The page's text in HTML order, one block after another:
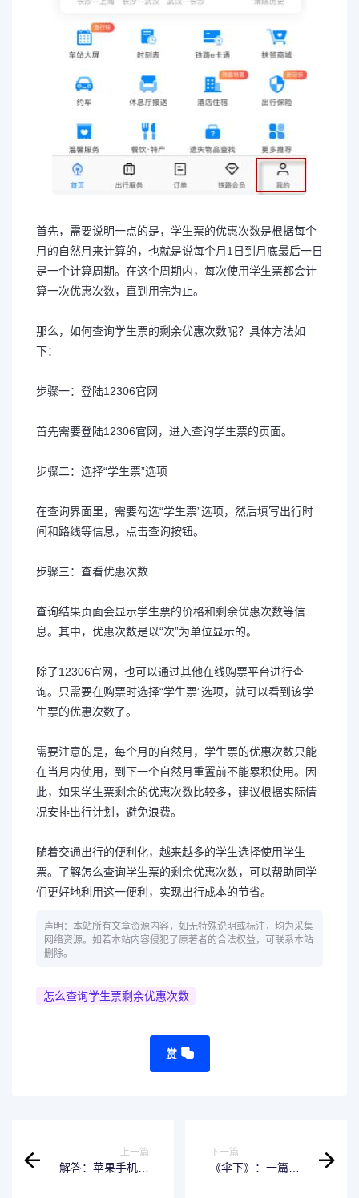
首先，需要说明一点的是，学生票的优惠次数是根据每个
月的自然月来计算的，也就是说每个月1日到月底最后一日
是一个计算周期。在这个周期内，每次使用学生票都会计
算一次优惠次数，直到用完为止。
那么，如何查询学生票的剩余优惠次数呢？具体方法如
下：
步骤一：登陆12306官网
首先需要登陆12306官网，进入查询学生票的页面。
步骤二：选择“学生票”选项
在查询界面里，需要勾选“学生票”选项，然后填写出行时
间和路线等信息，点击查询按钮。
步骤三：查看优惠次数
查询结果页面会显示学生票的价格和剩余优惠次数等信
息。其中，优惠次数是以“次”为单位显示的。
除了12306官网，也可以通过其他在线购票平台进行查
询。只需要在购票时选择“学生票”选项，就可以看到该学
生票的优惠次数了。
需要注意的是，每个月的自然月，学生票的优惠次数只能
在当月内使用，到下一个自然月重置前不能累积使用。因
此，如果学生票剩余的优惠次数比较多，建议根据实际情
况安排出行计划，避免浪费。
随着交通出行的便利化，越来越多的学生选择使用学生
票。了解怎么查询学生票的剩余优惠次数，可以帮助同学
们更好地利用这一便利，实现出行成本的节省。
声明：本站所有文章资源内容，如无特殊说明或标注，均为采集
网络资源。如若本站内容侵犯了原著者的合法权益，可联系本站
删除。
怎么查询学生票剩余优惠次数
赏
上一篇
解答：苹果手机出
下一篇
《伞下》：一篇虐